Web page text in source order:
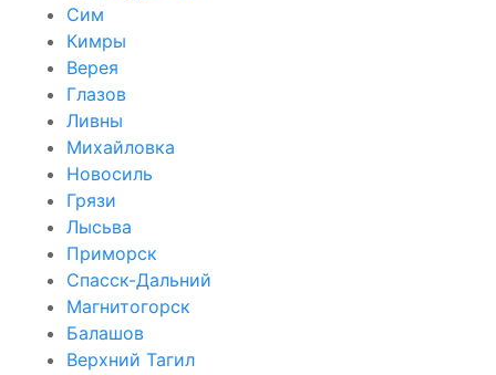
Сим
Кимры
Верея
Глазов
Ливны
Михайловка
Новосиль
Грязи
Лысьва
Приморск
Спасск-Дальний
Магнитогорск
Балашов
Верхний Тагил